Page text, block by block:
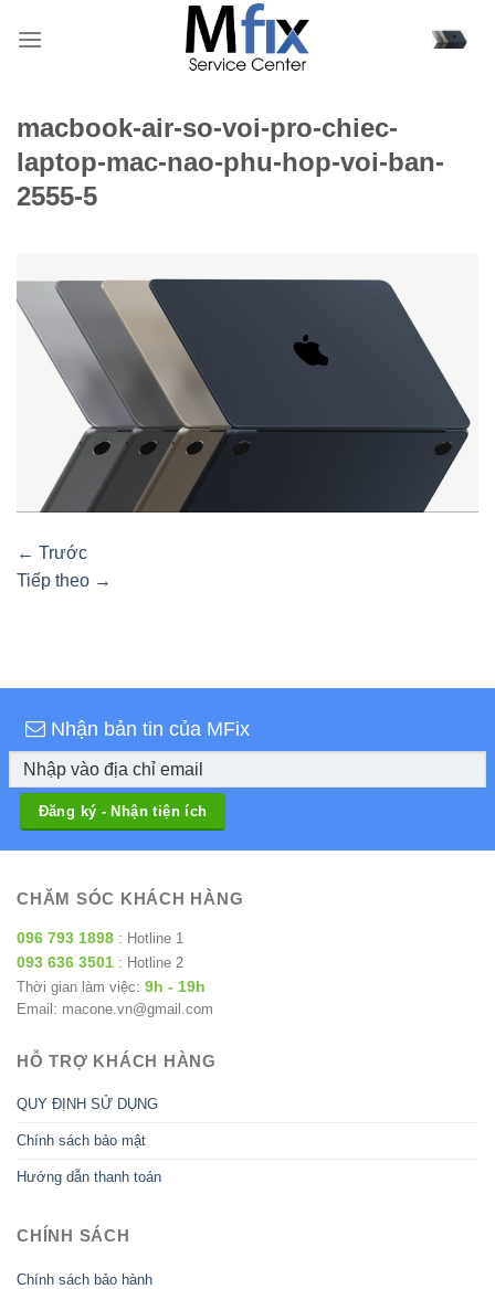
qua
macbook-air-so-voi-pro-chiec-
laptop-mac-nao-phu-hop-voi-ban-
2555-5
← Trước
Tiếp theo →
Nhận bản tin của MFix
CHĂM SÓC KHÁCH HÀNG
096 793 1898 : Hotline 1
093 636 3501 : Hotline 2
Thời gian làm việc: 9h - 19h
Email: macone.vn@gmail.com
HỖ TRỢ KHÁCH HÀNG
QUY ĐỊNH SỬ DỤNG
Chính sách bảo mật
Hướng dẫn thanh toán
CHÍNH SÁCH
Chính sách bảo hành